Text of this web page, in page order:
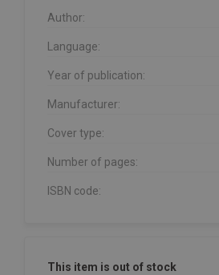
Author:
Language:
Year of publication:
Manufacturer:
Cover type:
Number of pages:
ISBN code:
This item is out of stock